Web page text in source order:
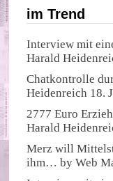
im Trend
Interview mit
Harald
Chatkontrolle
Heidenreich 18.
2777 Euro
Harald
Merz will
ihm… byWeb